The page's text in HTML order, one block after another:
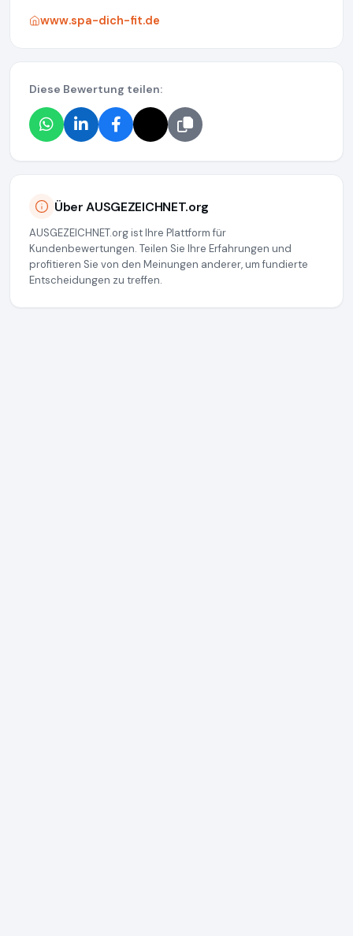
www.spa-dich-fit.de
Diese Bewertung teilen:
Über AUSGEZEICHNET.org
AUSGEZEICHNET.org ist Ihre Plattform für
Kundenbewertungen. Teilen Sie Ihre Erfahrungen und
profitieren Sie von den Meinungen anderer, um fundierte
Entscheidungen zu treffen.